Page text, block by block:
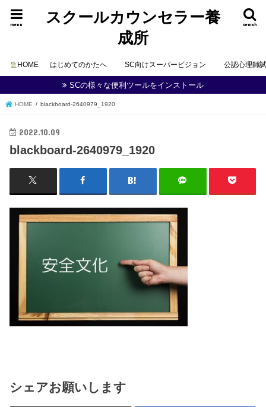
スクールカウンセラー養
成所
search
menu
HOME はじめてのかたへ SC向けスーパービジョン 公認心理師
SCの様々な便利ツールをインストール
HOME blackboard-2640979_1920
2022.10.09
blackboard-2640979_1920
シェアお願いします